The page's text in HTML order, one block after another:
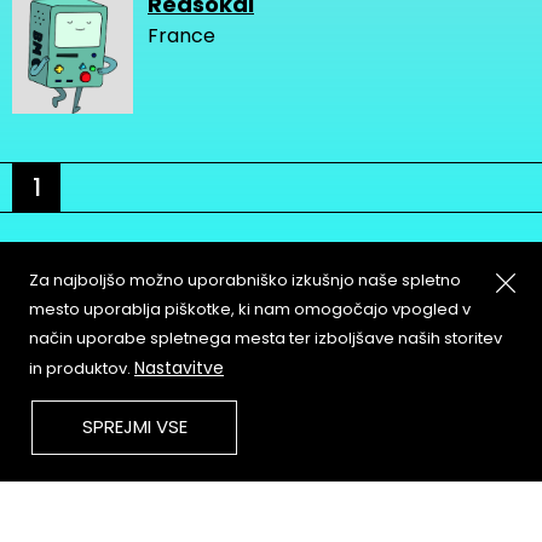
France
1
About
Contact
Copyleft
Za najboljšo možno uporabniško izkušnjo naše spletno
mesto uporablja piškotke, ki nam omogočajo vpogled v
način uporabe spletnega mesta ter izboljšave naših storitev
in produktov. Nastavitve
SPREJMI VSE